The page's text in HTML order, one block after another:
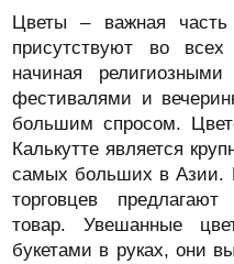
Цветы – важная
присутствуют во
начиная
фестивалями и
большим спросом.
Калькутте является
самых больших в Азии.
торговцев
товар. Увешанные
букетами в руках, они